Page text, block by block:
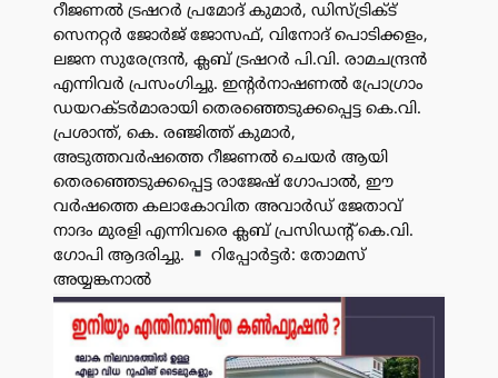
റീജണൽ ട്രഷറർ പ്രമോദ് കുമാർ, ഡിസ്ട്രിക്ട്
സെനറ്റർ ജോർജ് ജോസഫ്, വിനോദ് പൊടിക്കളം,
ലജന സുരേന്ദ്രൻ, ക്ലബ് ട്രഷറർ പി.വി. രാമചന്ദ്രൻ
എന്നിവർ പ്രസംഗിച്ചു. ഇന്റർനാഷണൽ പ്രോഗ്രാം
ഡയറക്ടർമാരായി തെരഞ്ഞെടുക്കപ്പെട്ട കെ.വി.
പ്രശാന്ത്, കെ. രഞ്ജിത്ത് കുമാർ,
അടുത്തവർഷത്തെ റീജണൽ ചെയർ ആയി
തെരഞ്ഞെടുക്കപ്പെട്ട രാജേഷ് ഗോപാൽ, ഈ
വർഷത്തെ കലാകോവിത അവാർഡ് ജേതാവ്
നാദം മുരളി എന്നിവരെ ക്ലബ് പ്രസിഡന്റ് കെ.വി.
ഗോപി ആദരിച്ചു.
റിപ്പോർട്ടർ: തോമസ്
അയ്യങ്കനാൽ
പരസ്യം